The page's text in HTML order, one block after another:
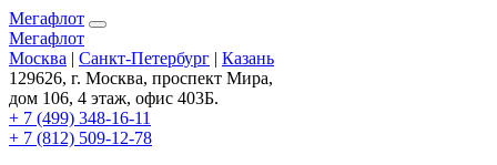
Мегафлот
Мегафлот
Москва | Санкт-Петербург | Казань
129626, г. Москва, проспект Мира,
дом 106, 4 этаж, офис 403Б.
+ 7 (499) 348-16-11
+ 7 (812) 509-12-78